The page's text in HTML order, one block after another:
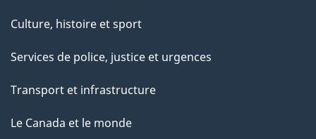
Culture, histoire et sport
Services de police, justice et urgences
Transport et infrastructure
Le Canada et le monde